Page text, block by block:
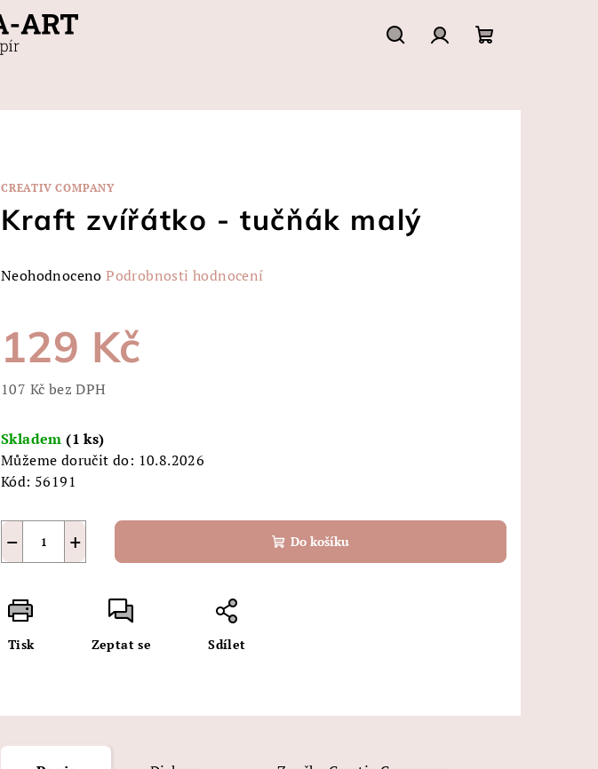
košík
CREATIV COMPANY
Kraft zvířátko - tučňák malý
Průměrné
je
0,0
z
Neohodnoceno Podrobnosti hodnocení
129 Kč
107 Kč bez DPH
cena:
Skladem(1 ks)
Můžeme doručit do: 10.8.2026
Kód: 56191
+
− Do košíku
Tisk Zeptat se Sdílet